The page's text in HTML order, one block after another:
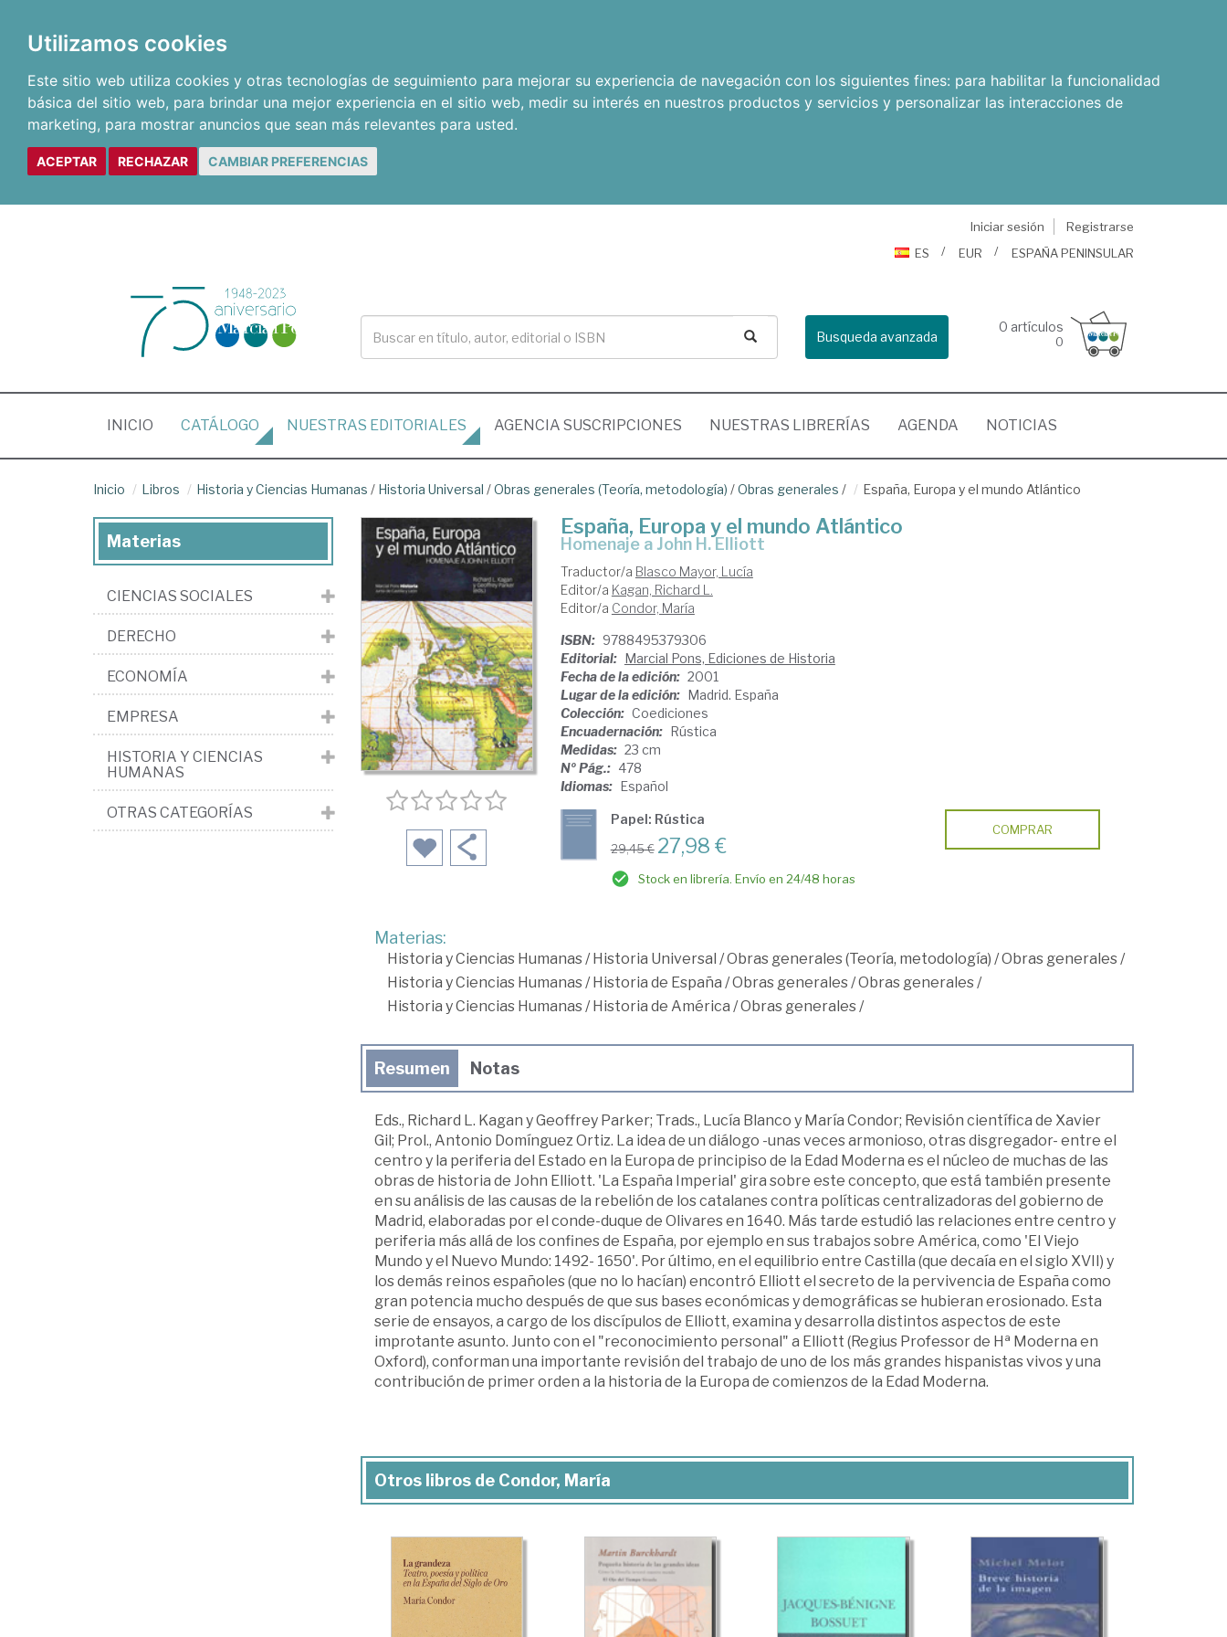
Utilizamos cookies
Este sitio web utiliza cookies y otras tecnologías de seguimiento para mejorar su experiencia de navegación con los siguientes fines: para habilitar la funcionalidad
básica del sitio web, para brindar una mejor experiencia en el sitio web, medir su interés en nuestros productos y servicios y personalizar las interacciones de
marketing, para mostrar anuncios que sean más relevantes para usted.
ACEPTAR RECHAZAR CAMBIAR PREFERENCIAS
Iniciar sesión
Registrarse
ES
EUR ESPAÑA PENINSULAR
Busqueda avanzada
0 artículos
0
INICIO (CURRENT)
CATÁLOGO NUESTRAS EDITORIALES AGENCIA SUSCRIPCIONES NUESTRAS LIBRERÍAS AGENDA NOTICIAS
Inicio Libros Historia y Ciencias Humanas / Historia Universal /Obras generales (Teoría, metodología) /Obras generales / España, Europa y el mundo Atlántico
España, Europa y el mundo Atlántico
Homenaje a John H. Elliott
Traductor/a Blasco Mayor, Lucía
Editor/a Kagan, Richard L.
Editor/a Condor, María
ISBN: 9788495379306
Editorial: Marcial Pons, Ediciones de Historia
Fecha de la edición: 2001
Lugar de la edición: Madrid. España
Colección: Coediciones
Encuadernación: Rústica
Medidas: 23 cm
Nº Pág.: 478
Idiomas: Español
Papel: Rústica
29,45 € 27,98 €
Stock en librería. Envío en 24/48 horas
COMPRAR
Materias:
Historia y Ciencias Humanas/Historia Universal /Obras generales (Teoría, metodología) /Obras generales/
Historia y Ciencias Humanas/Historia de España /Obras generales/Obras generales/
Historia y Ciencias Humanas/Historia de América /Obras generales/
Resumen Notas
Eds., Richard L. Kagan y Geoffrey Parker; Trads., Lucía Blanco y María Condor; Revisión científica de Xavier
Gil; Prol., Antonio Domínguez Ortiz. La idea de un diálogo -unas veces armonioso, otras disgregador- entre el
centro y la periferia del Estado en la Europa de principiso de la Edad Moderna es el núcleo de muchas de las
obras de historia de John Elliott. 'La España Imperial' gira sobre este concepto, que está también presente
en su análisis de las causas de la rebelión de los catalanes contra políticas centralizadoras del gobierno de
Madrid, elaboradas por el conde-duque de Olivares en 1640. Más tarde estudió las relaciones entre centro y
periferia más allá de los confines de España, por ejemplo en sus trabajos sobre América, como 'El Viejo
Mundo y el Nuevo Mundo: 1492- 1650'. Por último, en el equilibrio entre Castilla (que decaía en el siglo XVII) y
los demás reinos españoles (que no lo hacían) encontró Elliott el secreto de la pervivencia de España como
gran potencia mucho después de que sus bases económicas y demográficas se hubieran erosionado. Esta
serie de ensayos, a cargo de los discípulos de Elliott, examina y desarrolla distintos aspectos de este
improtante asunto. Junto con el "reconocimiento personal" a Elliott (Regius Professor de Hª Moderna en
Oxford), conforman una importante revisión del trabajo de uno de los más grandes hispanistas vivos y una
contribución de primer orden a la historia de la Europa de comienzos de la Edad Moderna.
Otros libros de Condor, María
Materias
CIENCIAS SOCIALES
DERECHO
ECONOMÍA
EMPRESA
HISTORIA Y CIENCIAS
HUMANAS
OTRAS CATEGORÍAS